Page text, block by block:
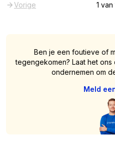
Vorige
1 van
Ben je een foutieve of
tegengekomen? Laat het
ondernemen om
Meld